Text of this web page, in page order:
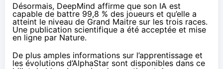
Désormais, DeepMind affirme que son IA est
capable de battre 99,8 % des joueurs et qu’elle a
atteint le niveau de Grand Maitre sur les trois races.
Une publication scientifique a été acceptée et mise
en ligne par Nature.
De plus amples informations sur l’apprentissage et
les évolutions d’AlphaStar sont disponibles dans ce